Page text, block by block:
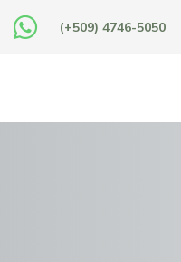
(+509) 4746-5050